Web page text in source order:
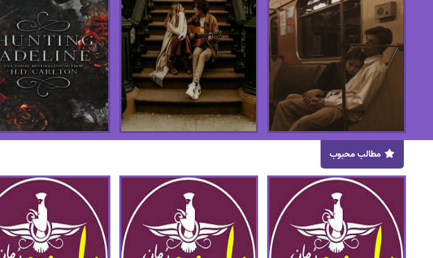
مطالب محبوب